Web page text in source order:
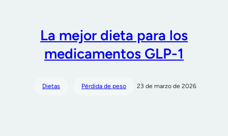
La mejor dieta para los
medicamentos GLP-1
Dietas Pérdida de peso 23 de marzo de 2026